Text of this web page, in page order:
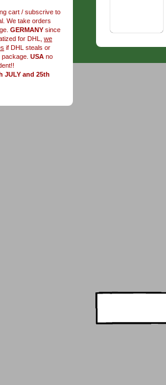
cart / subscrive to
We take orders
GERMANY since
for DHL, we
if DHL steals or
USA no
JULY and 25th